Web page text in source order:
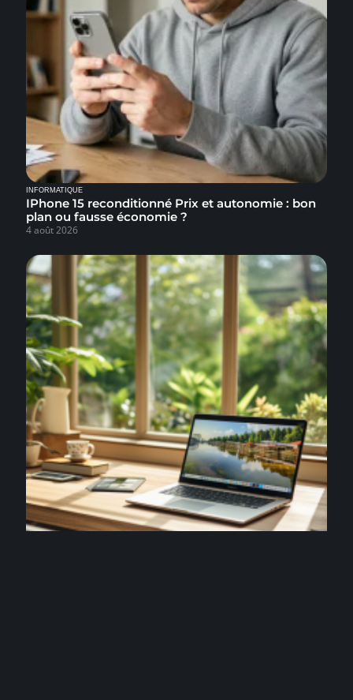
INFORMATIQUE
IPhone 15 reconditionné Prix et autonomie : bon
plan ou fausse économie ?
4 août 2026